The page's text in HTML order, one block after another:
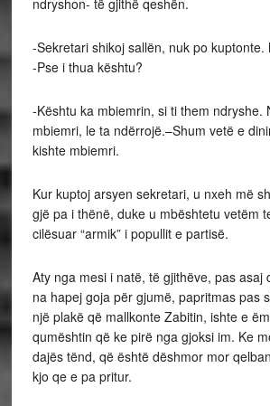
-Sekretari shikoj sallën, nuk po kuptonte.
-Pse i thua kështu?
-Kështu ka mbiemrin, si ti them ndryshe.
mbiemri, le ta ndërrojë.–Shum vetë e
kishte mbiemri.
Kur kuptoj arsyen sekretari, u nxeh më
gjë pa i thënë, duke u mbështetu vetëm
cilësuar “armik” i popullit e partisë.
Aty nga mesi i natë, të gjithëve, pas asaj
na hapej goja për gjumë, papritmas pas
një plakë që mallkonte Zabitin, ishte e
qumështin që ke pirë nga gjoksi im. Ke
dajës tënd, që është dëshmor mor
kjo qe e pa pritur.